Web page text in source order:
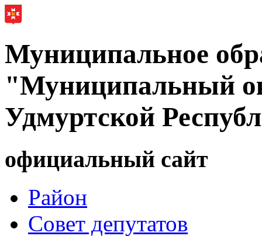
Муниципальное
"Муниципальный
Удмуртской
официальный сайт
Район
Совет депутатов